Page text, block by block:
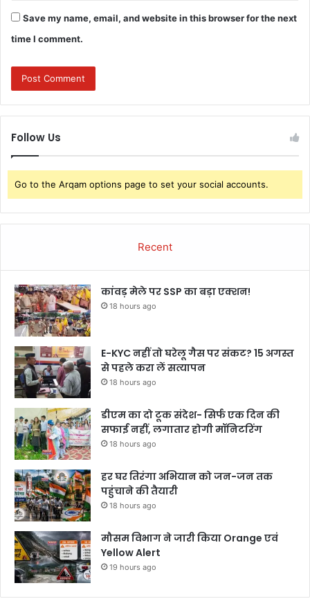
Save my name, email, and website in this browser for the next
time I comment.
Follow Us
Go to the Arqam options page to set your social accounts.
Recent
कांवड़ मेले पर SSP का बड़ा एक्शन!
18 hours ago
E-KYC नहीं तो घरेलू गैस पर संकट? 15 अगस्त
से पहले करा लें सत्यापन
18 hours ago
डीएम का दो टूक संदेश- सिर्फ एक दिन की
सफाई नहीं, लगातार होगी मॉनिटरिंग
18 hours ago
हर घर तिरंगा अभियान को जन-जन तक
पहुंचाने की तैयारी
18 hours ago
मौसम विभाग ने जारी किया Orange एवं
Yellow Alert
19 hours ago